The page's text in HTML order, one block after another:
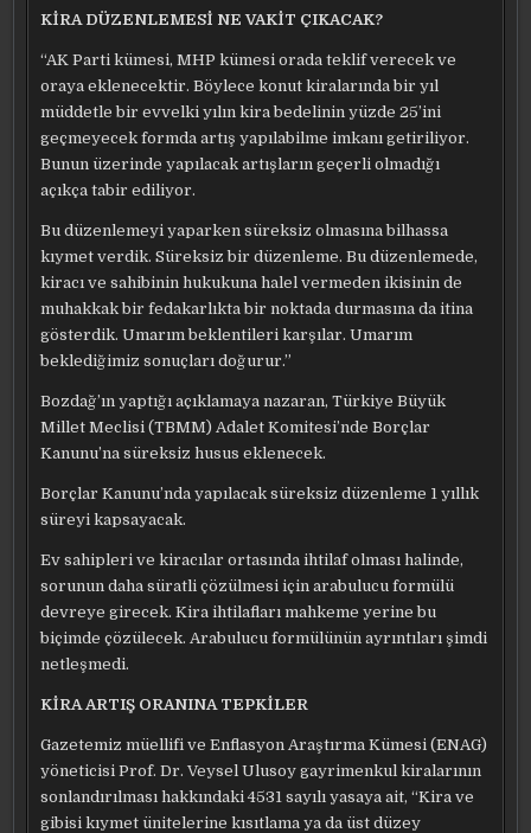
KİRA DÜZENLEMESİ NE VAKİT ÇIKACAK?
“AK Parti kümesi, MHP kümesi orada teklif verecek ve
oraya eklenecektir. Böylece konut kiralarında bir yıl
müddetle bir evvelki yılın kira bedelinin yüzde 25’ini
geçmeyecek formda artış yapılabilme imkanı getiriliyor.
Bunun üzerinde yapılacak artışların geçerli olmadığı
açıkça tabir ediliyor.
Bu düzenlemeyi yaparken süreksiz olmasına bilhassa
kıymet verdik. Süreksiz bir düzenleme. Bu düzenlemede,
kiracı ve sahibinin hukukuna halel vermeden ikisinin de
muhakkak bir fedakarlıkta bir noktada durmasına da itina
gösterdik. Umarım beklentileri karşılar. Umarım
beklediğimiz sonuçları doğurur.”
Bozdağ’ın yaptığı açıklamaya nazaran, Türkiye Büyük
Millet Meclisi (TBMM) Adalet Komitesi’nde Borçlar
Kanunu’na süreksiz husus eklenecek.
Borçlar Kanunu’nda yapılacak süreksiz düzenleme 1 yıllık
süreyi kapsayacak.
Ev sahipleri ve kiracılar ortasında ihtilaf olması halinde,
sorunun daha süratli çözülmesi için arabulucu formülü
devreye girecek. Kira ihtilafları mahkeme yerine bu
biçimde çözülecek. Arabulucu formülünün ayrıntıları şimdi
netleşmedi.
KİRA ARTIŞ ORANINA TEPKİLER
Gazetemiz müellifi ve Enflasyon Araştırma Kümesi (ENAG)
yöneticisi Prof. Dr. Veysel Ulusoy gayrimenkul kiralarının
sonlandırılması hakkındaki 4531 sayılı yasaya ait, “Kira ve
gibisi kıymet ünitelerine kısıtlama ya da üst düzey